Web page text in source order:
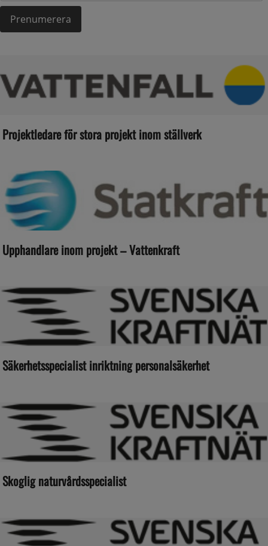
Projektledare för stora projekt inom ställverk
Upphandlare inom projekt – Vattenkraft
Säkerhetsspecialist inriktning personalsäkerhet
Skoglig naturvårdsspecialist